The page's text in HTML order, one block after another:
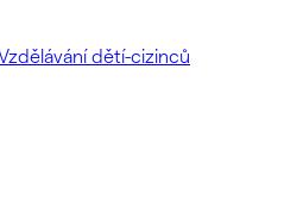
dětí-cizinců